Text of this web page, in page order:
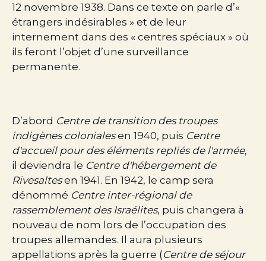
12 novembre 1938. Dans ce texte on parle d’«
étrangers indésirables » et de leur
internement dans des « centres spéciaux » où
ils feront l’objet d’une surveillance
permanente.
D’abord Centre de transition des troupes
indigènes colonialesen 1940, puis Centre
d'accueil pour des éléments repliés de l'armée,
il deviendra le Centre d'hébergement de
Rivesaltesen 1941. En 1942, le camp sera
dénommé Centre inter-régional de
rassemblement des Israélites, puis changera à
nouveau de nom lors de l’occupation des
troupes allemandes. Il aura plusieurs
appellations après la guerre (Centre de séjour